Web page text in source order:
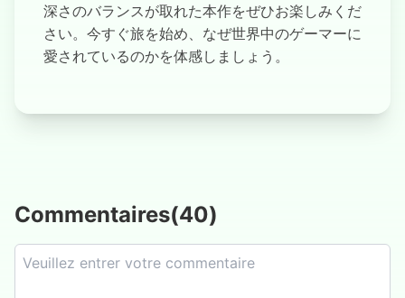
深さのバランスが取れた本作をぜひお楽しみくだ
さい。今すぐ旅を始め、なぜ世界中のゲーマーに
愛されているのかを体感しましょう。
Commentaires(40)